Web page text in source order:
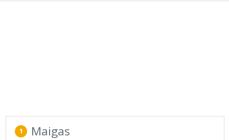
1 Maigas